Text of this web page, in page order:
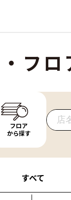
フロ
フロア
から探す
すべて